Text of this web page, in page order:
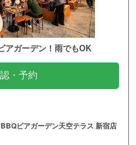
アガーデン！雨でもOK
・予約
ビアガーデン天空テラス 新宿店